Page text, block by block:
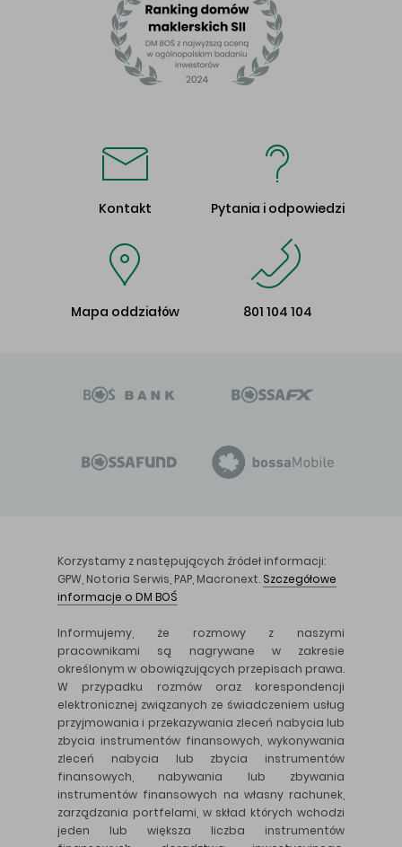
Kontakt Pytania i odpowiedzi
Mapa oddziałów 801 104 104
Korzystamy z następujących źródeł informacji:
GPW, Notoria Serwis, PAP, Macronext. Szczegółowe
informacje o DM BOŚ
Informujemy, że rozmowy z naszymi
pracownikami są nagrywane w zakresie
określonym w obowiązujących przepisach prawa.
W przypadku rozmów oraz korespondencji
elektronicznej związanych ze świadczeniem usług
przyjmowania i przekazywania zleceń nabycia lub
zbycia instrumentów finansowych, wykonywania
zleceń nabycia lub zbycia instrumentów
finansowych, nabywania lub zbywania
instrumentów finansowych na własny rachunek,
zarządzania portfelami, w skład których wchodzi
jeden lub większa liczba instrumentów